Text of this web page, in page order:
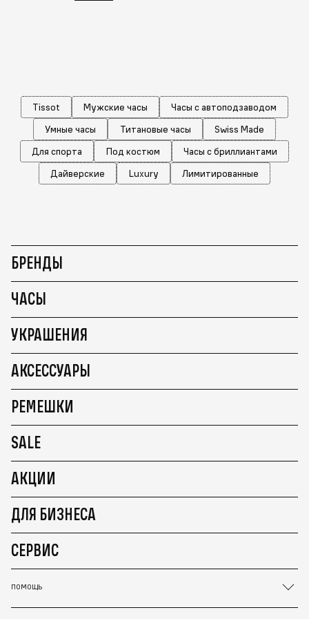
Tissot Мужские часы
Часы с автоподзаводом
Умные часы
Титановые часы
Swiss Made
Для спорта
Под костюм
Часы с бриллиантами
Дайверские
Luxury Лимитированные
БРЕНДЫ
ЧАСЫ
УКРАШЕНИЯ
АКСЕССУАРЫ
РЕМЕШКИ
SALE
АКЦИИ
ДЛЯ БИЗНЕСА
СЕРВИС
ПОМОЩЬ